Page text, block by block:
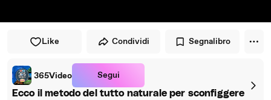
Like Condividi Segnalibro
365Video Segui
Ecco il metodo del tutto naturale per sconfiggere